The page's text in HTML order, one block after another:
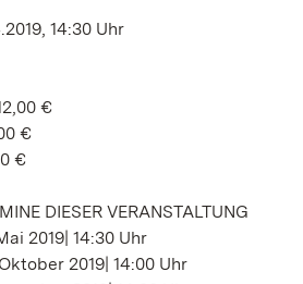
14:30 Uhr
€
€
€
DIESER VERANSTALTUNG
2019| 14:30 Uhr
2019| 14:00 Uhr